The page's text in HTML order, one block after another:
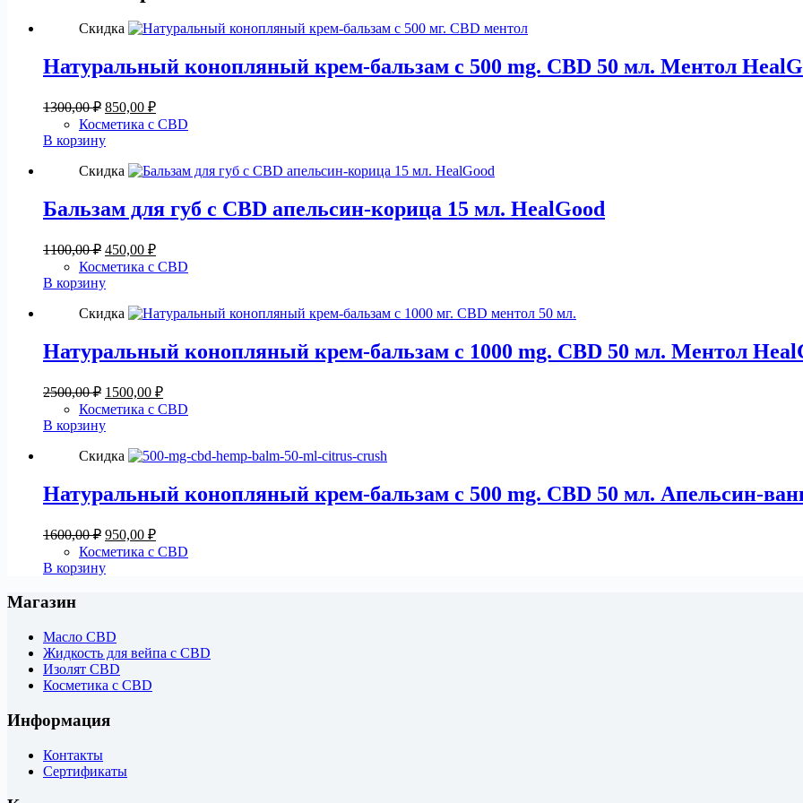
Скидка
Натуральный конопляный крем-бальзам с 500 mg. CBD 50 мл. Ментол
1300,00₽ Первоначальная
цена
составляла
850,00 ₽Текущая
цена:
Косметика с CBD
В корзину
Скидка
Бальзам для губ с CBD апельсин-корица 15 мл. HealGood
1100,00₽ Первоначальная
цена
составляла
450,00 ₽Текущая
цена:
Косметика с CBD
В корзину
Скидка
Натуральный конопляный крем-бальзам с 1000 mg. CBD 50 мл. Ментол
2500,00₽ Первоначальная
цена
составляла
1500,00 ₽Текущая
цена:
Косметика с CBD
В корзину
Скидка
Натуральный конопляный крем-бальзам с 500 mg. CBD 50 мл. Апельсин-
1600,00₽ Первоначальная
цена
составляла
950,00 ₽Текущая
цена:
Косметика с CBD
В корзину
Магазин
Масло CBD
Жидкость для вейпа с CBD
Изолят CBD
Косметика с CBD
Информация
Контакты
Сертификаты